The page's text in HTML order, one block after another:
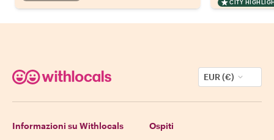
CITY
EUR (€)
Informazioni su Withlocals Ospiti